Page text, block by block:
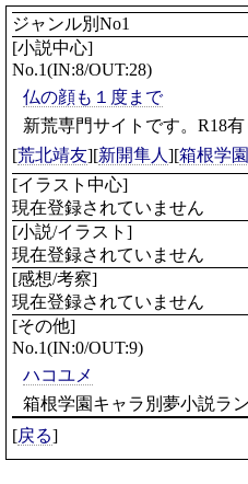
ジャンル別No1
[小説中心]
No.1(IN:8/OUT:28)
仏の顔も１度まで
新荒専門サイトです。R18
[荒北靖友][新開隼人 ][箱根学園
[イラスト中心]
現在登録されていません
[小説/イラスト]
現在登録されていません
[感想/考察]
現在登録されていません
[その他]
No.1(IN:0/OUT:9)
ハコユメ
箱根学園キャラ別夢小説ラ
[戻る]